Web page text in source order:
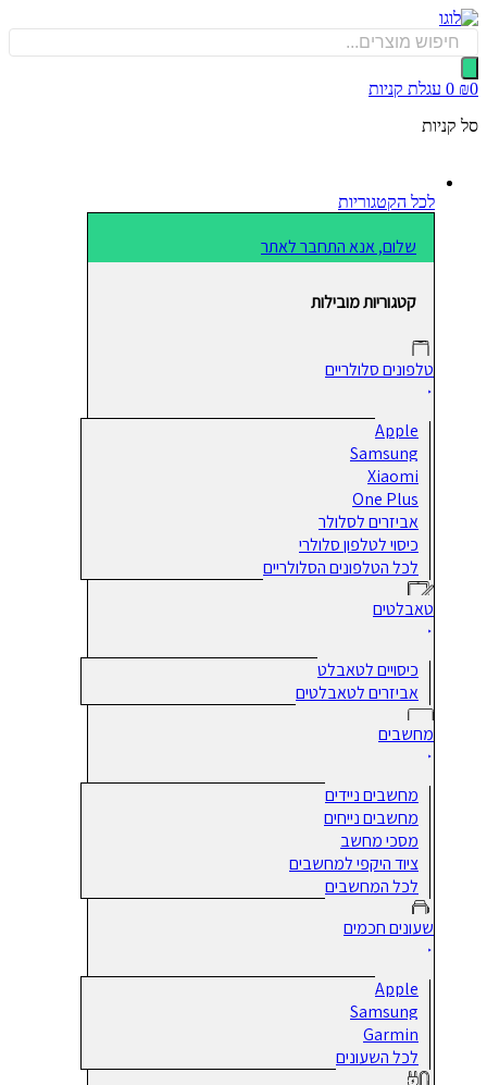
0 עגלת קניות
לכל הקטגוריות
שלום, אנא התחבר לאתר
קטגוריות מובילות
טלפונים סלולריים
Apple
Samsung
Xiaomi
One Plus
אביזרים לסלולר
כיסוי לטלפון סלולרי
לכל הטלפונים הסלולריים
טאבלטים
כיסויים לטאבלט
אביזרים לטאבלטים
מחשבים
מחשבים ניידים
מחשבים נייחים
מסכי מחשב
ציוד היקפי למחשבים
לכל המחשבים
שעונים חכמים
Apple
Samsung
Garmin
לכל השעונים